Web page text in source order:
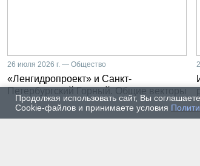
Продолжая использовать сайт, Вы
Cookie-файлов и принимаете условия
26 июля 2026 г. — Общество
«Ленгидропроект» и Санкт-
Петербургский Горный. Общие векторы